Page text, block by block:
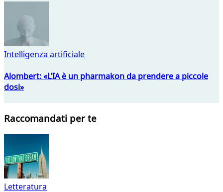
Intelligenza artificiale
Alombert: «L’IA è un pharmakon da prendere a piccole
dosi»
Raccomandati per te
Letteratura